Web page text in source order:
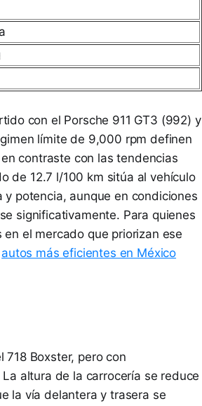
con el Porsche 911 GT3 (992) y
límite de 9,000 rpm definen
contraste con las tendencias
de 12.7 l/100 km sitúa al vehículo
potencia, aunque en condiciones
significativamente. Para quienes
el mercado que priorizan ese
autos más eficientes en México
718 Boxster, pero con
altura de la carrocería se reduce
la vía delantera y trasera se